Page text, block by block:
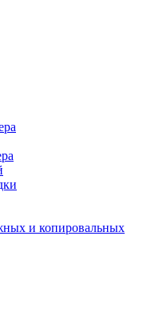
и копировальных